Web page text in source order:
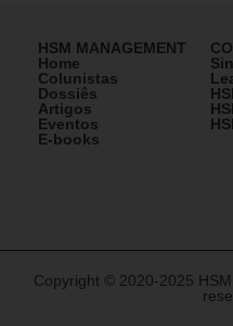
HSM MANAGEMENT
Home
Colunistas
Dossiês
Artigos
Eventos
E-books
Copyright © 2020-2025